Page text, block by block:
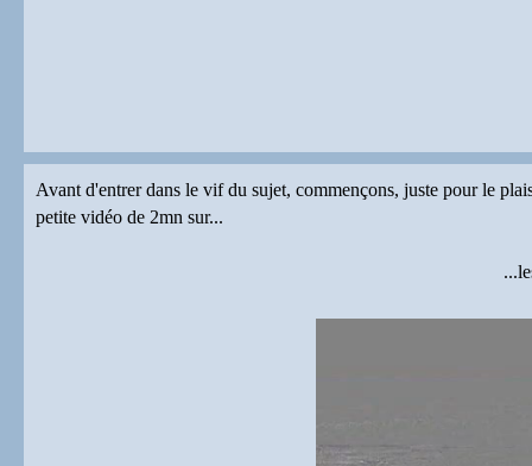
Avant d'entrer dans le vif du sujet, commençons, juste pour le
petite vidéo de 2mn sur...